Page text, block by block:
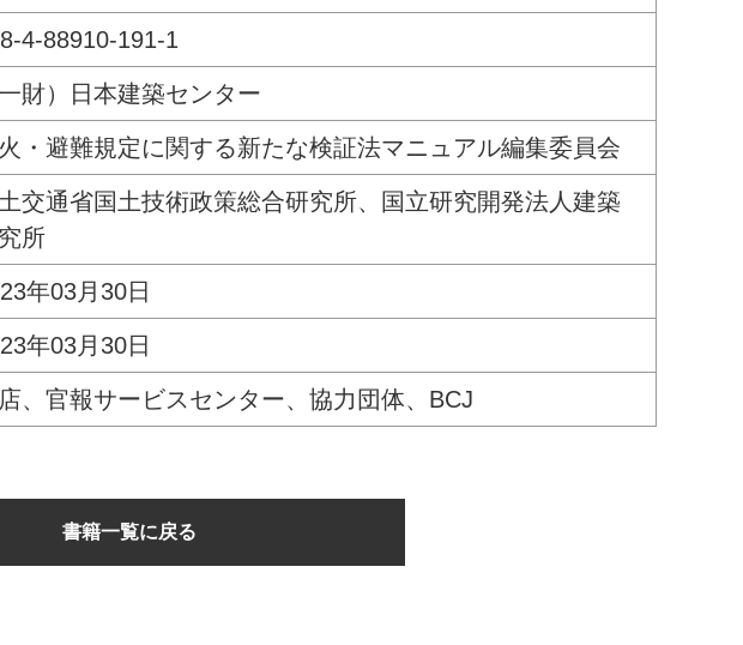
4-88910-191-1
一財）日本建築センター
・避難規定に関する新たな検証法マニュアル編集委員会
交通省国土技術政策総合研究所、国立研究開発法人建築
所
年03月30日
年03月30日
、官報サービスセンター、協力団体、BCJ
書籍一覧に戻る